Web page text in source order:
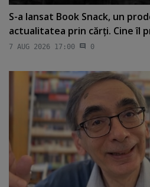
S-a lansat Book Snack, un
actualitatea prin cărţi. Cine îl
7 AUG 2026 17:00 0